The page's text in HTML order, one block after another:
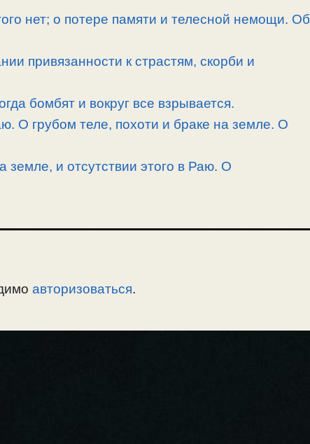
нет; о потере памяти и телесной немощи. Об
привязанности к страстям, скорби и
бомбят и вокруг все взрывается.
О грубом теле, похоти и браке на земле. О
земле, и отсутствии этого в Раю. О
авторизоваться.